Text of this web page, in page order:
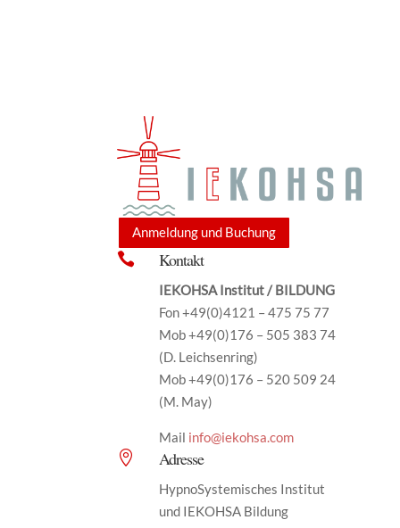
Anmeldung und Buchung
 Kontakt
IEKOHSA Institut / BILDUNG
Fon +49(0)4121 – 475 75 77
Mob +49(0)176 – 505 383 74
(D. Leichsenring)
Mob +49(0)176 – 520 509 24
(M. May)
Mail info@iekohsa.com
 Adresse
HypnoSystemisches Institut
und IEKOHSA Bildung